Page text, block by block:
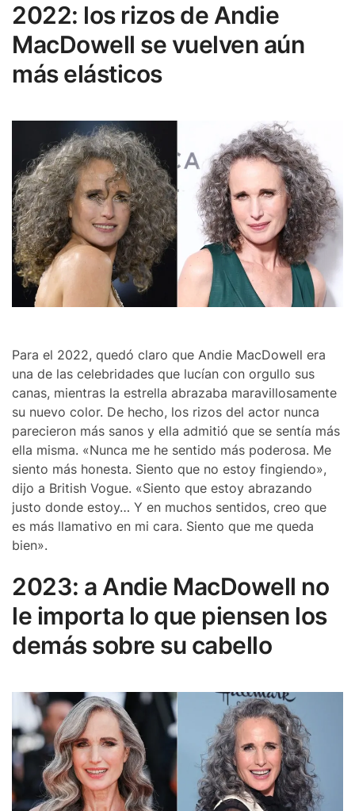
2022: los rizos de Andie
MacDowell se vuelven aún
más elásticos
Para el 2022, quedó claro que Andie MacDowell era
una de las celebridades que lucían con orgullo sus
canas, mientras la estrella abrazaba maravillosamente
su nuevo color. De hecho, los rizos del actor nunca
parecieron más sanos y ella admitió que se sentía más
ella misma. «Nunca me he sentido más poderosa. Me
siento más honesta. Siento que no estoy fingiendo»,
dijo a British Vogue. «Siento que estoy abrazando
justo donde estoy… Y en muchos sentidos, creo que
es más llamativo en mi cara. Siento que me queda
bien».
2023: a Andie MacDowell no
le importa lo que piensen los
demás sobre su cabello